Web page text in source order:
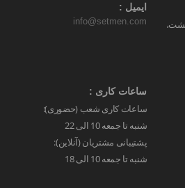
ایمیل :
info@setmen.com
ساعات کاری :
ساعات کاری شعب (حضوری):
شنبه تا جمعه 10 الی 22
پشتیبانی مشتریان (آنلاین):
شنبه تا جمعه 10 الی 18